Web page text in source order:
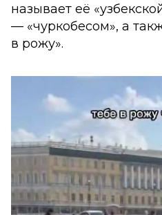
называет её
— «чуркобесом», а
в рожу».